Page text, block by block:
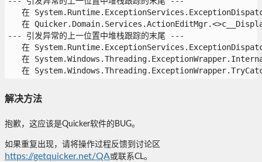
在
在
--- 引发异常的上一位置中堆栈跟踪的末尾 ---
在
在
在
解决方法
抱歉，这应该是Quicker软件的BUG。
如果重复出现，请将操作过程反馈到讨论区
https://getquicker.net/QA或联系CL。